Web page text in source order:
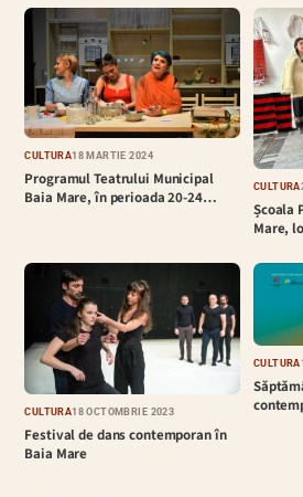
CULTURĂ18 MARTIE 2024
Programul Teatrului Municipal
Baia Mare, în perioada 20-24…
CULTURĂ
Școala
Mare,
CULTURĂ18 OCTOMBRIE 2023
Festival de dans contemporan în
Baia Mare
CULTURĂ